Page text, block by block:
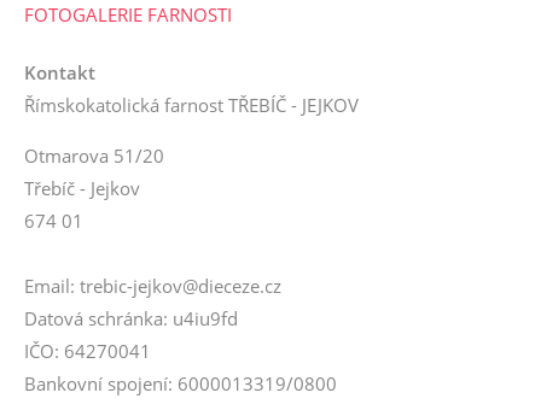
FOTOGALERIE FARNOSTI
Kontakt
Římskokatolická farnost TŘEBÍČ - JEJKOV
Otmarova 51/20
Třebíč - Jejkov
674 01
Email: trebic-jejkov@dieceze.cz
Datová schránka: u4iu9fd
IČO: 64270041
Bankovní spojení: 6000013319/0800